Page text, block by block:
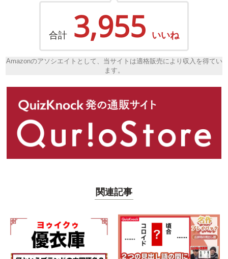
合計 3,955 いいね
Amazonのアソシエイトとして、当サイトは適格販売により収入を得てい
ます。
関連記事